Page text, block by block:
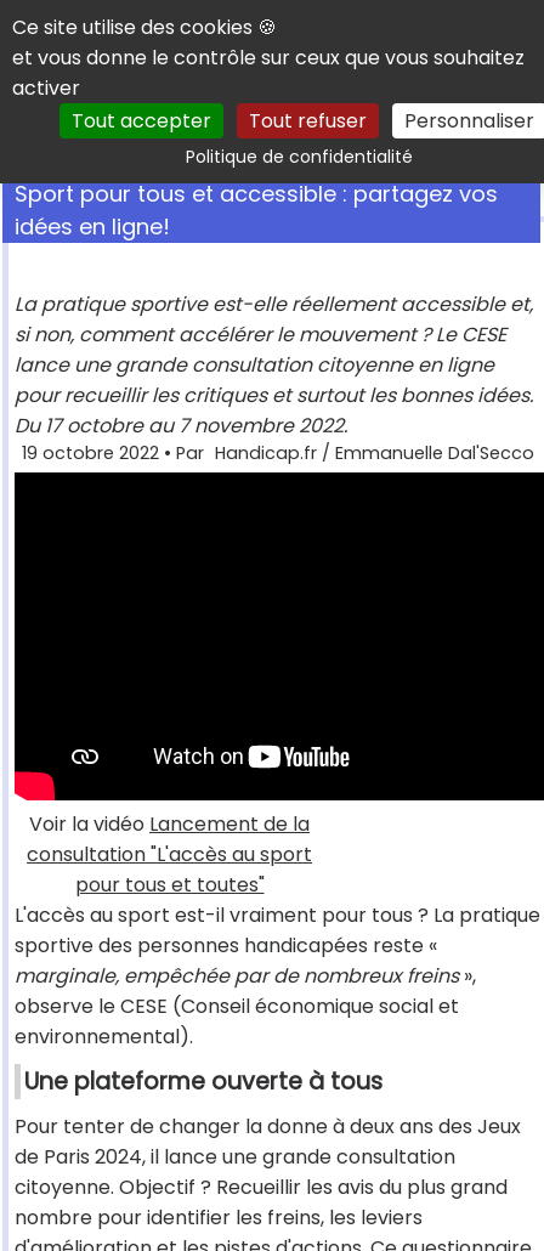
Panneau de gestion des cookies
Ce site utilise des cookies 🍪
et vous donne le contrôle sur ceux que vous souhaitez
activer
Tout accepter
Tout refuser Personnaliser
Politique de confidentialitéRechercher
Sport pour tous et accessible : partagez vos
idées en ligne!
La pratique sportive est-elle réellement accessible et,
si non, comment accélérer le mouvement ? Le CESE
lance une grande consultation citoyenne en ligne
pour recueillir les critiques et surtout les bonnes idées.
Du 17 octobre au 7 novembre 2022.
19 octobre 2022 • Par Handicap.fr / Emmanuelle Dal'Secco
Voir la vidéo Lancement de la
consultation "L'accès au sport
pour tous et toutes"
L'accès au sport est-il vraiment pour tous ? La pratique
sportive des personnes handicapées reste «
marginale, empêchée par de nombreux freins»,
observe le CESE (Conseil économique social et
environnemental).
Une plateforme ouverte à tous
Pour tenter de changer la donne à deux ans des Jeux
de Paris 2024, il lance une grande consultation
citoyenne. Objectif ? Recueillir les avis du plus grand
nombre pour identifier les freins, les leviers